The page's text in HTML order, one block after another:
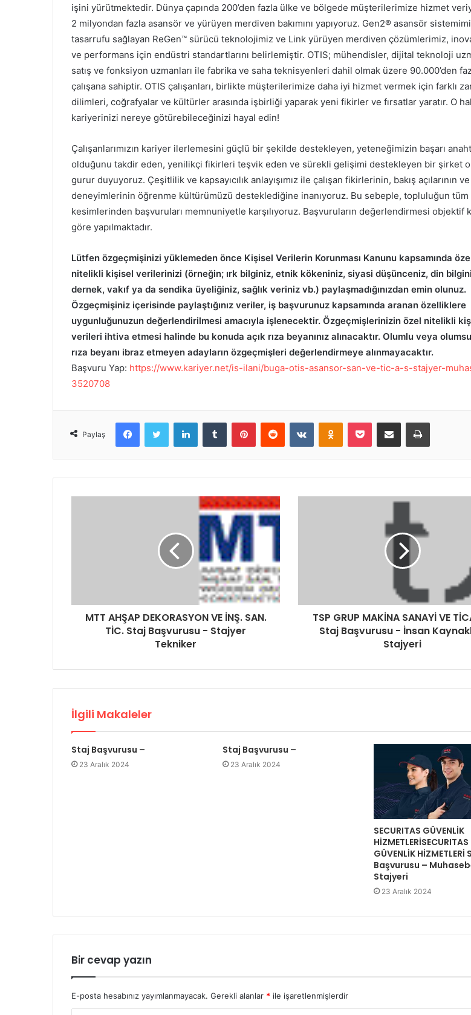
işini yürütmektedir. Dünya çapında 200’den fazla ülke ve bölgede müşterilerimize hizmet
2 milyondan fazla asansör ve yürüyen merdiven bakımını yapıyoruz. Gen2® asansör
tasarrufu sağlayan ReGen™ sürücü teknolojimiz ve Link yürüyen merdiven çözümlerimiz,
ve performans için endüstri standartlarını belirlemiştir. OTIS; mühendisler, dijital teknoloji
satış ve fonksiyon uzmanları ile fabrika ve saha teknisyenleri dahil olmak üzere 90.000’den
çalışana sahiptir. OTIS çalışanları, birlikte müşterilerimize daha iyi hizmet vermek için farklı
dilimleri, coğrafyalar ve kültürler arasında işbirliği yaparak yeni fikirler ve fırsatlar yaratır. O
kariyerinizi nereye götürebileceğinizi hayal edin!
Çalışanlarımızın kariyer ilerlemesini güçlü bir şekilde destekleyen, yeteneğimizin başarı
olduğunu takdir eden, yenilikçi fikirleri teşvik eden ve sürekli gelişimi destekleyen bir şirket
gurur duyuyoruz. Çeşitlilik ve kapsayıcılık anlayışımız ile çalışan fikirlerinin, bakış açılarının ve
deneyimlerinin öğrenme kültürümüzü desteklediğine inanıyoruz. Bu sebeple, topluluğun tüm
kesimlerinden başvuruları memnuniyetle karşılıyoruz. Başvuruların değerlendirmesi objektif
göre yapılmaktadır.
Lütfen özgeçmişinizi yüklemeden önce Kişisel Verilerin Korunması Kanunu kapsamında
nitelikli kişisel verilerinizi (örneğin; ırk bilginiz, etnik kökeniniz, siyasi düşünceniz, din
dernek, vakıf ya da sendika üyeliğiniz, sağlık veriniz vb.) paylaşmadığınızdan emin olunuz.
Özgeçmişiniz içerisinde paylaştığınız veriler, iş başvurunuz kapsamında aranan özelliklere
uygunluğunuzun değerlendirilmesi amacıyla işlenecektir. Özgeçmişlerinizin özel nitelikli
verileri ihtiva etmesi halinde bu konuda açık rıza beyanınız alınacaktır. Olumlu veya
rıza beyanı ibraz etmeyen adayların özgeçmişleri değerlendirmeye alınmayacaktır.
Başvuru Yap: https://www.kariyer.net/is-ilani/buga-otis-asansor-san-ve-tic-a-s-stajyer-
3520708
Paylaş
MTT AHŞAP DEKORASYON VE İNŞ. SAN.
TİC. Staj Başvurusu - Stajyer
Tekniker
TSP GRUP MAKİNA SANAYİ VE
Staj Başvurusu - İnsan
Stajyeri
İlgili Makaleler
Staj Başvurusu –
23 Aralık 2024
Staj Başvurusu –
23 Aralık 2024
SECURITAS GÜVENLİK
HİZMETLERİSECURITAS
GÜVENLİK HİZMETLERİ
Başvurusu –
Stajyeri
23 Aralık 2024
Bir cevap yazın
E-posta hesabınız yayımlanmayacak. Gerekli alanlar * ile işaretlenmişlerdir